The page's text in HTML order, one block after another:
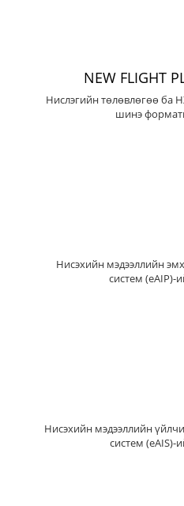
NEW FLIGHT
Нислэгийн төлөвлөгөө ба
шинэ
Нисэхийн мэдээллийн
систем (eAIP)-
Нисэхийн мэдээллийн
систем (eAIS)-